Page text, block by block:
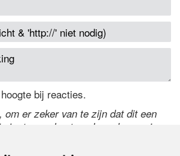
bij reacties.
om er zeker van te zijn dat dit een
is, typ onderstaande code over in